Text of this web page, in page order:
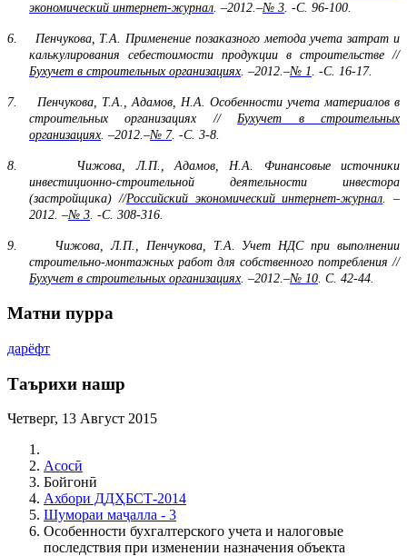
экономический интернет-журнал. –2012.–№ 3. -С. 96-100.
6.
Пенчукова, Т.А. Применение позаказного метода учета затрат и
калькулирования себестоимости продукции в строительстве //
Бухучет в строительных организациях. –2012.–№ 1. -С. 16-17.
7.
Пенчукова, Т.А., Адамов, Н.А. Особенности учета материалов в
строительных организациях //Бухучет в строительных
организациях. –2012.–№ 7. -С. 3-8.
8.
Чижова, Л.П., Адамов, Н.А. Финансовые источники
инвестиционно-строительной деятельности инвестора
(застройщика) //Российский экономический интернет-журнал. –
2012. –№ 3. -С. 308-316.
9.
Чижова, Л.П., Пенчукова, Т.А. Учет НДС при выполнении
строительно-монтажных работ для собственного потребления //
Бухучет в строительных организациях. –2012.–№ 10. С. 42-44.
Матни пурра
дарёфт
Таърихи нашр
Четверг, 13 Август 2015
Асосӣ
Бойгонӣ
Ахбори ДДҲБСТ-2014
Шумораи маҷалла - 3
Особенности бухгалтерского учета и налоговые
последствия при изменении назначения объекта